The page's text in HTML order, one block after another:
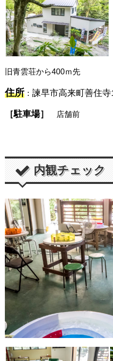
旧青雲荘から400ｍ先
住所 ： 諫早市高来町善住
［駐車場］ 店舗前
内観チェック